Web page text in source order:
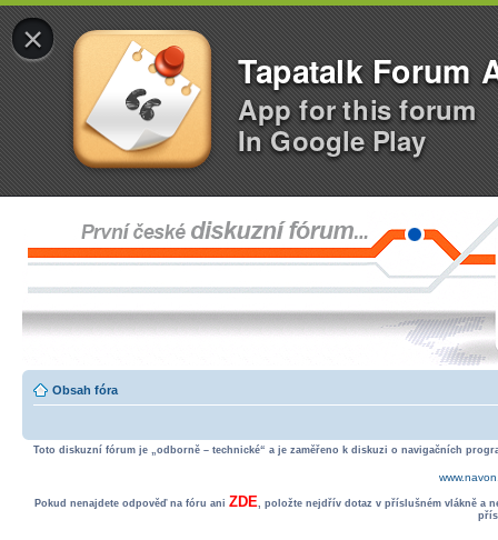
×
Tapatalk Forum
App for this forum
In Google Play
Obsah fóra
Toto diskuzní fórum je „odborně – technické“ a je zaměřeno k diskuzi o navigačních
Pokud nenajdete odpověď na fóru ani ZDE, položte nejdřív dotaz v příslušném vlákně a